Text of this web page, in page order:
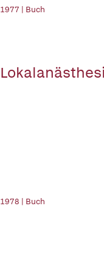
1977 | Buch
1978 | Buch